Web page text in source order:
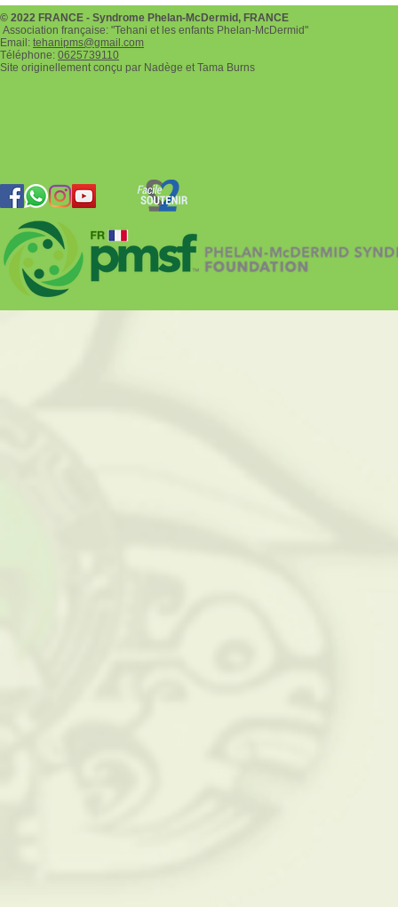
© 2022 FRANCE - Syndrome Phelan-McDermid, FRANCE
Association française: "Tehani et les enfants Phelan-McDermid"
Email: tehanipms@gmail.com
Téléphone: 0625739110
Site originellement conçu par Nadège et Tama Burns